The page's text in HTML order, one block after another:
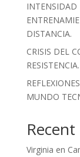
INTENSIDAD
DISTANCIA.
CRISIS DEL
RESISTENCIA.
MUNDO
Virginia en